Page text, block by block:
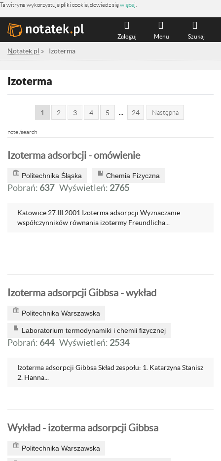
Ta witryna wykorzystuje pliki cookie, dowiedz sięwięcej
Szukaj
Menu
Zaloguj
Notatek.pl » Izoterma
Izoterma
1 2 3 4 5 24 Następna
note /search
Izoterma adsorbcji - omówienie
Politechnika Śląska Chemia Fizyczna
Pobrań: 637 Wyświetleń: 2765
Katowice 27.III.2001 Izoterma adsorpcji Wyznaczanie
współczynników równania izotermy Freundlicha...
Izoterma adsorpcji Gibbsa - wykład
Politechnika Warszawska
Laboratorium termodynamiki i chemii fizycznej
Pobrań: 644 Wyświetleń: 2534
Izoterma adsorpcji Gibbsa Skład zespołu: 1. Katarzyna Stanisz
2. Hanna...
Wykład - izoterma adsorpcji Gibbsa
Politechnika Warszawska